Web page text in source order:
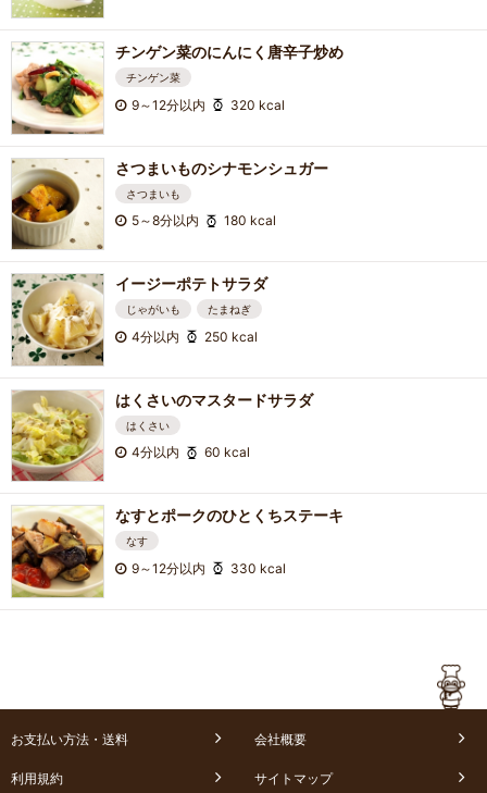
チンゲン菜のにんにく唐辛子炒め
チンゲン菜
9～12分以内 320 kcal
さつまいものシナモンシュガー
さつまいも
5～8分以内 180 kcal
イージーポテトサラダ
じゃがいも たまねぎ
4分以内 250 kcal
はくさいのマスタードサラダ
はくさい
4分以内 60 kcal
なすとポークのひとくちステーキ
なす
9～12分以内 330 kcal
お支払い方法・送料 会社概要
利用規約 サイトマップ